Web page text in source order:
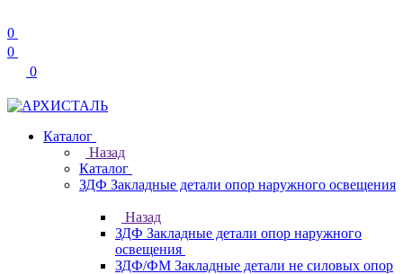
0
0
0
Каталог
Назад
Каталог
ЗДФ Закладные детали опор наружного освещения
Назад
ЗДФ Закладные детали опор наружного
освещения
ЗДФ/ФМ Закладные детали не силовых опор